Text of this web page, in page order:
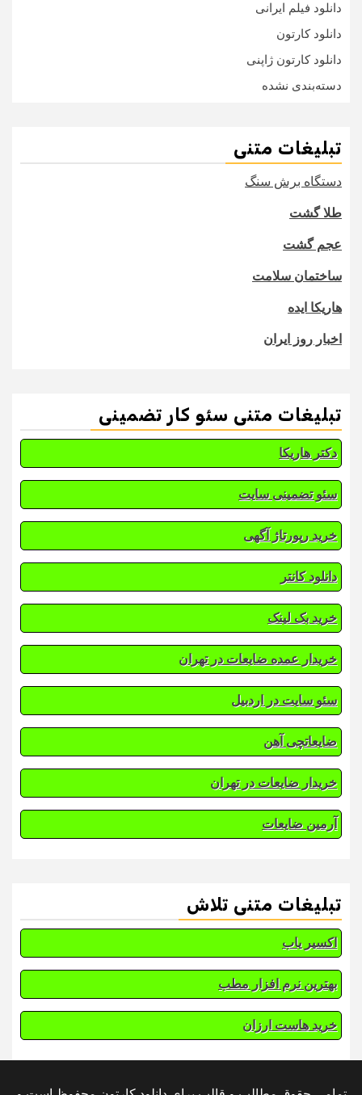
دانلود فیلم ایرانی
دانلود کارتون
دانلود کارتون ژاپنی
دسته‌بندی نشده
تبلیغات متنی
دستگاه برش سنگ
طلا گشت
عجم گشت
ساختمان سلامت
هاریکا ایده
اخبار روز ایران
تبلیغات متنی سئو کار تضمینی
دکتر هاریکا
سئو تضمینی سایت
خرید رپورتاژ آگهی
دانلود کانتر
خرید بک لینک
خریدار عمده ضایعات در تهران
سئو سایت در اردبیل
ضایعاتچی آهن
خریدار ضایعات در تهران
آرمین ضایعات
تبلیغات متنی تلاش
اکسیر یاب
بهترین نرم افزار مطب
خرید هاست ارزان